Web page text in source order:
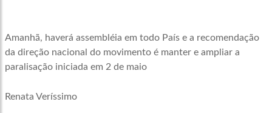
Amanhã, haverá assembléia em todo País e a recomendação
da direção nacional do movimento é manter e ampliar a
paralisação iniciada em 2 de maio
Renata Veríssimo